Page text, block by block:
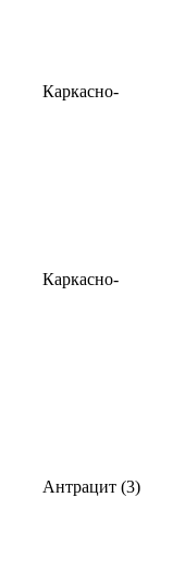
Каркасно-
Каркасно-
Антрацит (3)